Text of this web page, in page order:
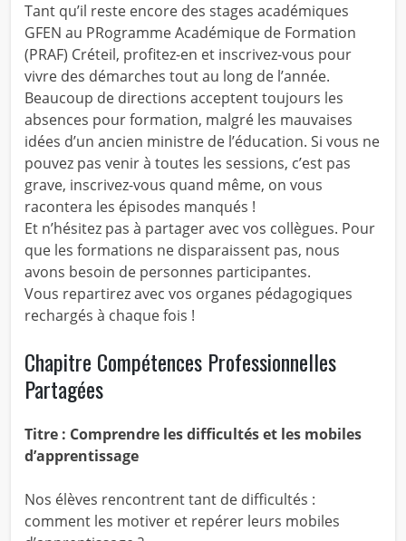
Tant qu’il reste encore des stages académiques
GFEN au PRogramme Académique de Formation
(PRAF) Créteil, profitez-en et inscrivez-vous pour
vivre des démarches tout au long de l’année.
Beaucoup de directions acceptent toujours les
absences pour formation, malgré les mauvaises
idées d’un ancien ministre de l’éducation. Si vous ne
pouvez pas venir à toutes les sessions, c’est pas
grave, inscrivez-vous quand même, on vous
racontera les épisodes manqués !
Et n’hésitez pas à partager avec vos collègues. Pour
que les formations ne disparaissent pas, nous
avons besoin de personnes participantes.
Vous repartirez avec vos organes pédagogiques
rechargés à chaque fois !
Chapitre Compétences Professionnelles
Partagées
Titre : Comprendre les difficultés et les mobiles
d’apprentissage
Nos élèves rencontrent tant de difficultés :
comment les motiver et repérer leurs mobiles